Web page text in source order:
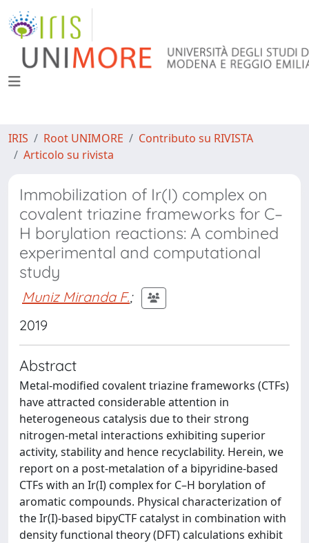
IRIS Root UNIMORE
Contributo su RIVISTA
Articolo su rivista
Immobilization of Ir(I) complex on
covalent triazine frameworks for C–
H borylation reactions: A combined
experimental and computational
study
Muniz Miranda F.;
2019
Abstract
Metal-modified covalent triazine frameworks (CTFs)
have attracted considerable attention in
heterogeneous catalysis due to their strong
nitrogen-metal interactions exhibiting superior
activity, stability and hence recyclability. Herein, we
report on a post-metalation of a bipyridine-based
CTFs with an Ir(I) complex for C–H borylation of
aromatic compounds. Physical characterization of
the Ir(I)-based bipyCTF catalyst in combination with
density functional theory (DFT) calculations exhibit